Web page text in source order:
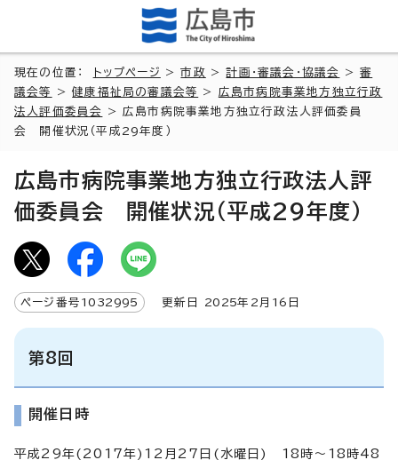
現在の位置： トップページ >市政 >計画・審議会・協議会 >審
議会等
>健康福祉局の審議会等 > 広島市病院事業地方独立行政
法人評価委員会
> 広島市病院事業地方独立行政法人評価委員
会 開催状況（平成29年度）
広島市病院事業地方独立行政法人評
価委員会 開催状況（平成29年度）
ページ番号 1032995 更新日 2025年2月 16 日
第8回
開催日時
平成29年(2017年)12月27日(水曜日) 18時～18時48